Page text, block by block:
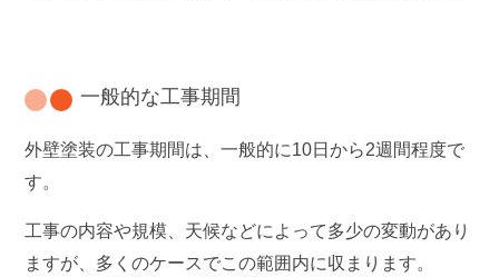
一般的な工事期間
外壁塗装の工事期間は、一般的に10日から2週間程度で
す。
工事の内容や規模、天候などによって多少の変動があり
ますが、多くのケースでこの範囲内に収まります。